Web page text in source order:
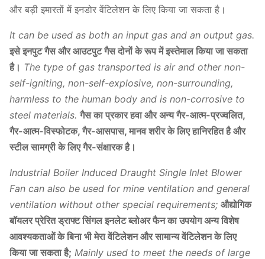
और बड़ी इमारतों में इनडोर वेंटिलेशन के लिए किया जा सकता है।
It can be used as both an input gas and an output gas.
इसे इनपुट गैस और आउटपुट गैस दोनों के रूप में इस्तेमाल किया जा सकता
है। The type of gas transported is air and other non-
self-igniting, non-self-explosive, non-surrounding,
harmless to the human body and is non-corrosive to
steel materials. गैस का प्रकार हवा और अन्य गैर-आत्म-प्रज्वलित,
गैर-आत्म-विस्फोटक, गैर-आसपास, मानव शरीर के लिए हानिरहित है और
स्टील सामग्री के लिए गैर-संक्षारक है।
Industrial Boiler Induced Draught Single Inlet Blower
Fan can also be used for mine ventilation and general
ventilation without other special requirements; औद्योगिक
बॉयलर प्रेरित ड्राफ्ट सिंगल इनलेट ब्लोअर फैन का उपयोग अन्य विशेष
आवश्यकताओं के बिना भी मेरा वेंटिलेशन और सामान्य वेंटिलेशन के लिए
किया जा सकता है; Mainly used to meet the needs of large